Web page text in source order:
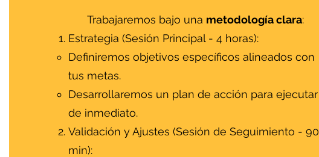
Trabajaremos bajo una metodología clara:
Estrategia (Sesión Principal - 4 horas):
Definiremos objetivos específicos alineados con
tus metas.
Desarrollaremos un plan de acción para ejecutar
de inmediato.
Validación y Ajustes (Sesión de Seguimiento - 90
min):